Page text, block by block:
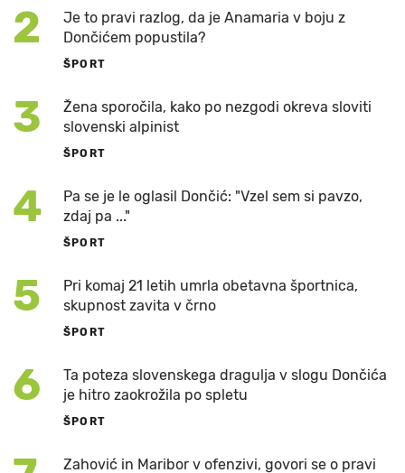
2
Je to pravi razlog, da je Anamaria v boju z
Dončićem popustila?
ŠPORT
3
Žena sporočila, kako po nezgodi okreva sloviti
slovenski alpinist
ŠPORT
4
Pa se je le oglasil Dončić: "Vzel sem si pavzo,
zdaj pa ..."
ŠPORT
5
Pri komaj 21 letih umrla obetavna športnica,
skupnost zavita v črno
ŠPORT
6
Ta poteza slovenskega dragulja v slogu Dončića
je hitro zaokrožila po spletu
ŠPORT
Zahović in Maribor v ofenzivi, govori se o pravi